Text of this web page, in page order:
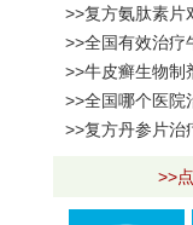
>>复方氨肽素片
>>全国有效治疗
>>牛皮癣生物制
>>全国哪个医院
>>复方丹参片治
>>